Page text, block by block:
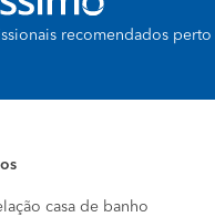
recomendados perto
casa de banho